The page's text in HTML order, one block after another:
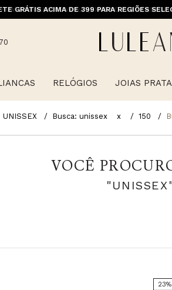
PRIMEIRACOMPRA (EXCETO OFERTAS,
GRÁTIS ACIMA DE 399 PARA REGIÕES
RELÓGIOS JOIAS PRATA
UNISSEX Busca: unissex x 150
VOCÊ